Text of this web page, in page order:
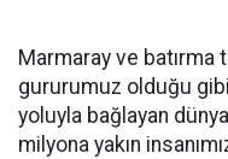
Marmaray ve batırma
gururumuz olduğu gibi
yoluyla bağlayan
milyona yakın